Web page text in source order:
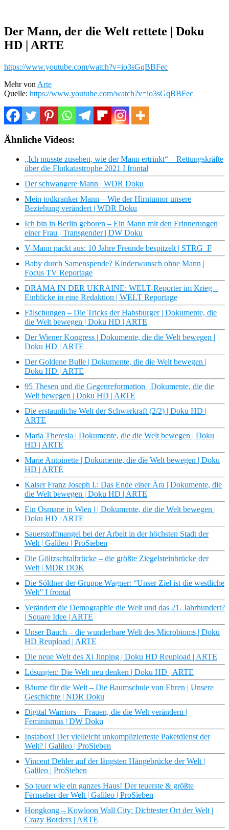
Der Mann, der die Welt rettete | Doku
HD | ARTE
https://www.youtube.com/watch?v=io3sGqBBFec
Mehr von Arte
Quelle: https://www.youtube.com/watch?v=io3sGqBBFec
Ähnliche Videos:
„Ich musste zusehen, wie der Mann ertrinkt“ – Rettungskräfte
über die Flutkatastrophe 2021 I frontal
Der schwangere Mann | WDR Doku
Mein todkranker Mann – Wie der Hirntumor unsere
Beziehung verändert | WDR Doku
Ich bin in Berlin geboren – Ein Mann mit den Erinnerungen
einer Frau | Transgender | DW Doku
V-Mann packt aus: 10 Jahre Freunde bespitzelt | STRG_F
Baby durch Samenspende? Kinderwunsch ohne Mann |
Focus TV Reportage
DRAMA IN DER UKRAINE: WELT-Reporter im Krieg –
Einblicke in eine Redaktion | WELT Reportage
Fälschungen – Die Tricks der Habsburger | Dokumente, die
die Welt bewegen | Doku HD | ARTE
Der Wiener Kongress | Dokumente, die die Welt bewegen |
Doku HD | ARTE
Der Goldene Bulle | Dokumente, die die Welt bewegen |
Doku HD | ARTE
95 Thesen und die Gegenreformation | Dokumente, die die
Welt bewegen | Doku HD | ARTE
Die erstaunliche Welt der Schwerkraft (2/2) | Doku HD |
ARTE
Maria Theresia | Dokumente, die die Welt bewegen | Doku
HD | ARTE
Marie Antoinette | Dokumente, die die Welt bewegen | Doku
HD | ARTE
Kaiser Franz Joseph I.: Das Ende einer Ära | Dokumente, die
die Welt bewegen | Doku HD | ARTE
Ein Osmane in Wien | | Dokumente, die die Welt bewegen |
Doku HD | ARTE
Sauerstoffmangel bei der Arbeit in der höchsten Stadt der
Welt | Galileo | ProSieben
Die Göltzschtalbrücke – die größte Ziegelsteinbrücke der
Welt | MDR DOK
Die Söldner der Gruppe Wagner: “Unser Ziel ist die westliche
Welt” I frontal
Verändert die Demographie die Welt und das 21. Jahrhundert?
| Square Idee | ARTE
Unser Bauch – die wunderbare Welt des Microbioms | Doku
HD Reupload | ARTE
Die neue Welt des Xi Jinping | Doku HD Reupload | ARTE
Lösungen: Die Welt neu denken | Doku HD | ARTE
Bäume für die Welt – Die Baumschule von Ehren | Unsere
Geschichte | NDR Doku
Digital Warriors – Frauen, die die Welt verändern |
Feminismus | DW Doku
Instabox! Der vielleicht unkomplizierteste Paketdienst der
Welt? | Galileo | ProSieben
Vincent Dehler auf der längsten Hängebrücke der Welt |
Galileo | ProSieben
So teuer wie ein ganzes Haus! Der teuerste & größte
Fernseher der Welt | Galileo | ProSieben
Hongkong – Kowloon Wall City: Dichtester Ort der Welt |
Crazy Borders | ARTE